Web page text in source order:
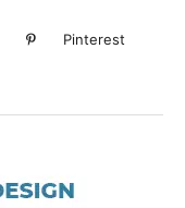
Pinterest